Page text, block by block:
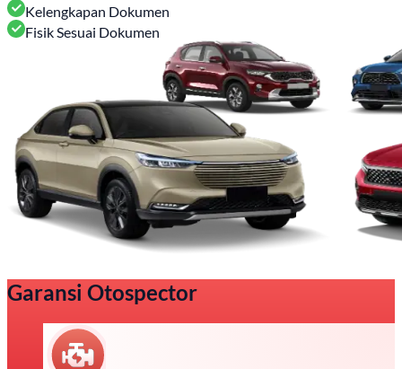
Kelengkapan Dokumen
Fisik Sesuai Dokumen
Garansi Otospector